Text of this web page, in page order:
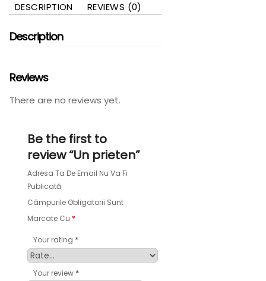
DESCRIPTION
REVIEWS (0)
Description
Reviews
There are no reviews yet.
Be the first to
review “Un prieten”
Adresa Ta De Email Nu Va Fi
Publicată.
Câmpurile Obligatorii Sunt
Marcate Cu *
Your rating *
Your review *